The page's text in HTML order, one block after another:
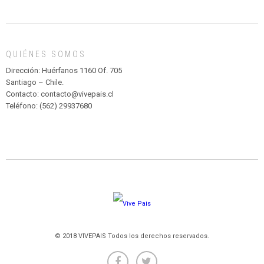
MADAGASCAR
PARQUE
HURATDO
QUIÉNES SOMOS
Dirección: Huérfanos 1160 Of. 705
Santiago – Chile.
Contacto: contacto@vivepais.cl
Teléfono: (562) 29937680
© 2018 VIVEPAIS Todos los derechos reservados.